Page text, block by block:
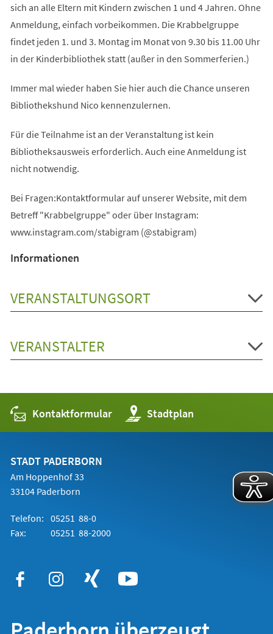
sich an alle Eltern mit Kindern zwischen 1 und 4 Jahren. Ohne
Anmeldung, einfach vorbeikommen. Die Krabbelgruppe
findet jeden 1. und 3. Montag im Monat von 9.30 bis 11.00 Uhr
in der Kinderbibliothek statt (außer in den Sommerferien.)
Immer mal wieder haben Sie hier auch die Chance unseren
Bibliothekshund Nico kennenzulernen.
Für die Teilnahme ist an der Veranstaltung ist kein
Bibliotheksausweis erforderlich. Auch eine Anmeldung ist
nicht notwendig.
Bei Fragen:Kontaktformular auf unserer Website, mit dem
Betreff "Krabbelgruppe" oder über Instagram:
www.instagram.com/stabigram (@stabigram)
Informationen
VERANSTALTUNGSORT
VERANSTALTER
Kontaktformular Stadtplan
(Öffnet
in
einem
STADT PADERBORN
Am Hoppenhof 33
33104 Paderborn
Telefon: 05251 88-0
Fax:
05251 88-2000